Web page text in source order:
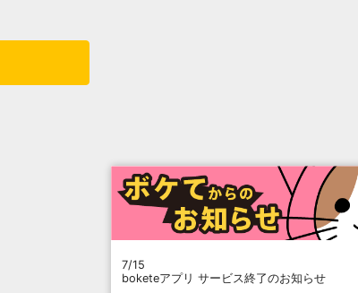
7/15
boketeアプリ サービス終了のお知らせ